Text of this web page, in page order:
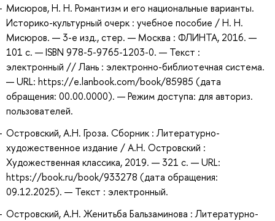
Мисюров, Н. Н. Романтизм и его национальные варианты.
Историко-культурный очерк : учебное пособие / Н. Н.
Мисюров. — 3-е изд., стер. — Москва : ФЛИНТА, 2016. —
101 с. — ISBN 978-5-9765-1203-0. — Текст :
электронный // Лань : электронно-библиотечная система.
— URL: https://e.lanbook.com/book/85985 (дата
обращения: 00.00.0000). — Режим доступа: для авториз.
пользователей.
Островский, А.Н. Гроза. Сборник : Литературно-
художественное издание / А.Н. Островский :
Художественная классика, 2019. — 321 с. — URL:
https://book.ru/book/933278 (дата обращения:
09.12.2025). — Текст : электронный.
Островский, А.Н. Женитьба Бальзаминова : Литературно-